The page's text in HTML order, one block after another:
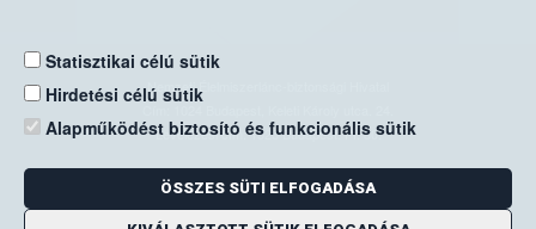
Statisztikai célú sütik
Hirdetési célú sütik
Alapműködést biztosító és funkcionális sütik
ÖSSZES SÜTI ELFOGADÁSA
Nemzeti Élelmiszerlánc-biztonsági Hivatal
Levelezési cím: 1525 Budapest. Pf. 30.
E-mail:ugyfelszolgalat@nebih.gov.hu
Zöld szám: 06-80/263-244